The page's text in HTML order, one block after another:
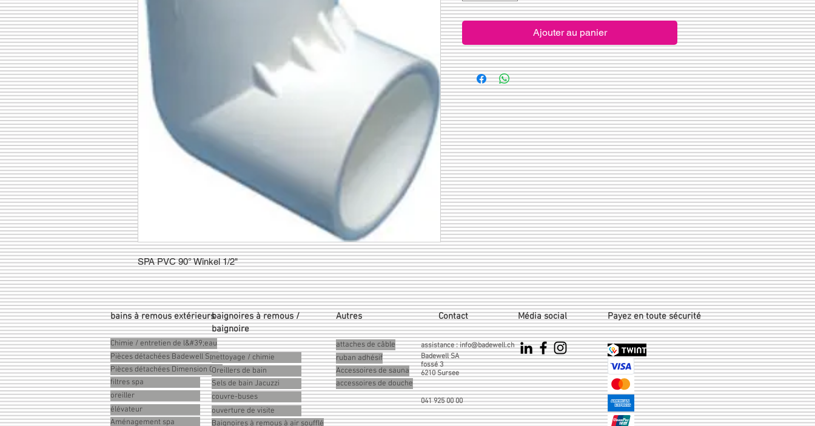
SPA PVC 90° Winkel 1/2"
Ajouter au panier
bains à remous extérieurs
Chimie / entretien de l&#39;eau
Pièces détachées Badewell Spa
Pièces détachées Dimension One
filtres spa
oreiller
élévateur
Aménagement spa
baignoires à remous /
baignoire
nettoyage / chimie
Oreillers de bain
Sels de bain Jacuzzi
couvre-buses
ouverture de visite
Baignoires à remous à air soufflé
Média social
Autres
attaches de câble
ruban adhésif
Accessoires de sauna
accessoires de douche
Contact
assistance :info@badewell.ch
Badewell SA
fossé 3
6210 Sursee
041 925 00 00
Payez en toute sécurité